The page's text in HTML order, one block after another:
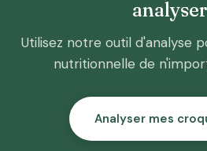
Utilisez notre outil d'analyse
nutritionnelle de
Analyser mes